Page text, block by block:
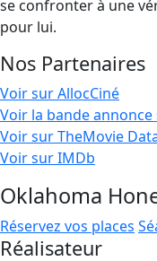
se confronter à une
pour lui.
Nos Partenaires
Voir sur AllocCiné
Voir la bande
Voir sur TheMovie
Voir sur IMDb
Oklahoma
Réservez vos places
Réalisateur